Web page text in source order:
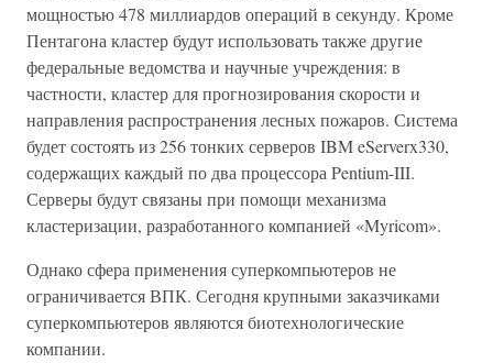
мощностью 478 миллиардов операций в секунду. Кроме
Пентагона кластер будут использовать также другие
федеральные ведомства и научные учреждения: в
частности, кластер для прогнозирования скорости и
направления распространения лесных пожаров. Система
будет состоять из 256 тонких серверов IBM eServerx330,
содержащих каждый по два процессора Pentium-III.
Серверы будут связаны при помощи механизма
кластеризации, разработанного компанией «Myricom».
Однако сфера применения суперкомпьютеров не
ограничивается ВПК. Сегодня крупными заказчиками
суперкомпьютеров являются биотехнологические
компании.